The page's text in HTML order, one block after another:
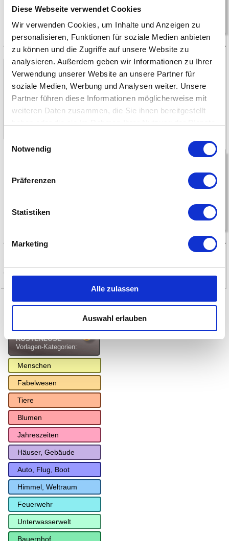
Diese Webseite verwendet Cookies
Wir verwenden Cookies, um Inhalte und Anzeigen zu
personalisieren, Funktionen für soziale Medien anbieten
zu können und die Zugriffe auf unsere Website zu
analysieren. Außerdem geben wir Informationen zu Ihrer
Verwendung unserer Website an unsere Partner für
soziale Medien, Werbung und Analysen weiter. Unsere
Partner führen diese Informationen möglicherweise mit
weiteren Daten zusammen, die Sie ihnen bereitgestellt
Einwilligungsauswahl
Notwendig
Präferenzen
Statistiken
Marketing
Alle zulassen
Auswahl erlauben
Tangram Legespiel
Druckvorlagen Aufgaben und
Lösungen
ebenso!
KOSTENLOSE
Vorlagen-Kategorien:
Menschen
Fabelwesen
Tiere
Blumen
Jahreszeiten
Häuser, Gebäude
Auto, Flug, Boot
Himmel, Weltraum
Feuerwehr
Unterwasserwelt
Bauernhof